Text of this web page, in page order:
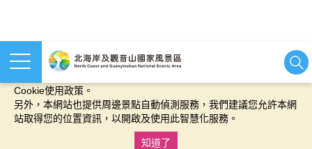
本網站使用cookies等相關技術以持續優化網站服務，並有助於為
Cookie使用政策。
另外，本網站也提供周邊景點自動偵測服務，我們建議您允許本網
站取得您的位置資訊，以開啟及使用此智慧化服務。
知道了